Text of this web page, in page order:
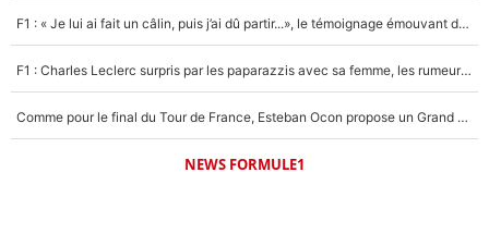
F1 : « Je lui ai fait un câlin, puis j’ai dû partir...», le témoignage émouvant de Max Verstappen sur sa fille
F1 : Charles Leclerc surpris par les paparazzis avec sa femme, les rumeurs étaient vraies !
Comme pour le final du Tour de France, Esteban Ocon propose un Grand Prix de Formule 1 à Paris : «Autour de l’Arc de Triomphe, ce serait génial» !
NEWS FORMULE1